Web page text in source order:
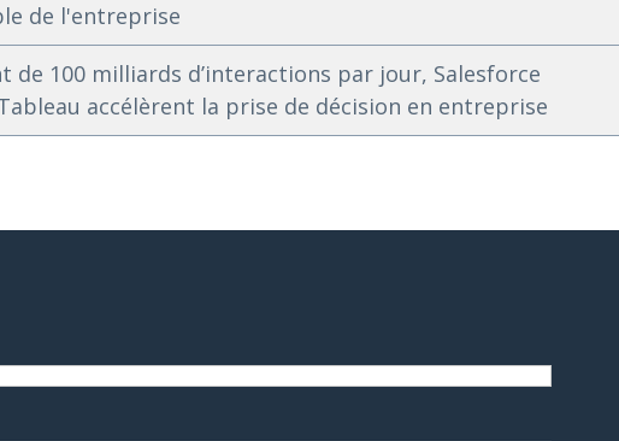
de l'entreprise
de 100 milliards d’interactions par jour, Salesforce
accélèrent la prise de décision en entreprise